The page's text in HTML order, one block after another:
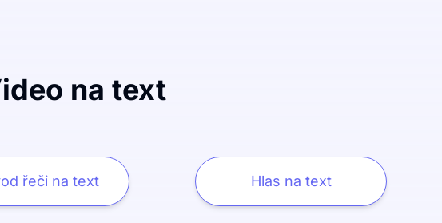
na text
řeči na text Hlas na text